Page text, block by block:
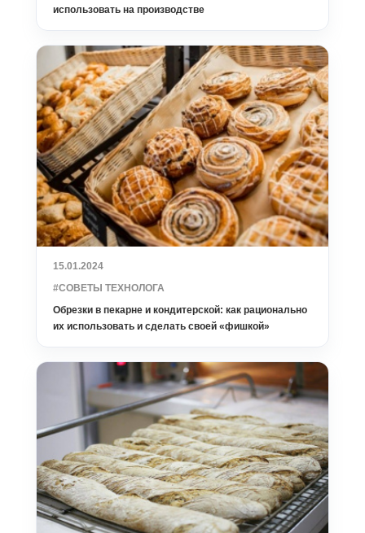
использовать на производстве
15.01.2024
#СОВЕТЫ ТЕХНОЛОГА
Обрезки в пекарне и кондитерской: как рационально
их использовать и сделать своей «фишкой»